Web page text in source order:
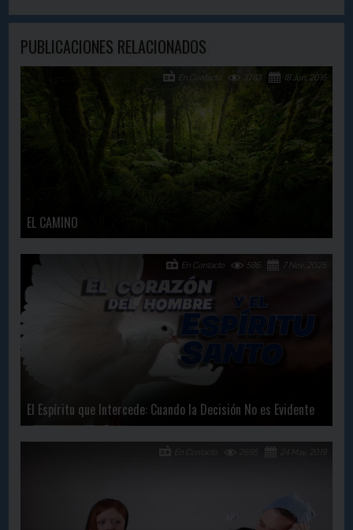
PUBLICACIONES RELACIONADOS
EL CAMINO
18 Jun, 2016
3783
En Contacto
El Espíritu que Intercede: Cuando la Decisión No es Evidente
7 Nov, 2025
586
En Contacto
24 May, 2019
2695
En Contacto